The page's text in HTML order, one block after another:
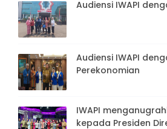
Audiensi IWAPI
Audiensi IWAPI
Perekonomian
IWAPI
kepada Presiden